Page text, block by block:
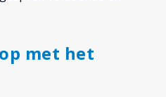
met het